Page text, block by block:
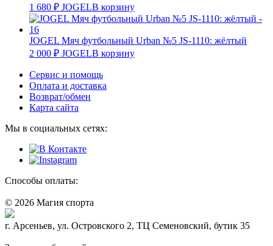
1 680 ₽ JOGELВ корзину
JOGEL Мяч футбольный Urban №5 JS-1110: жёлтый
2 000 ₽ JOGELВ корзину
Сервис и помощь
Оплата и доставка
Возврат/обмен
Карта сайта
Мы в социальных сетях:
Способы оплаты:
© 2026 Магия спорта
г. Арсеньев, ул. Островского 2, ТЦ Семеновский, бутик 35